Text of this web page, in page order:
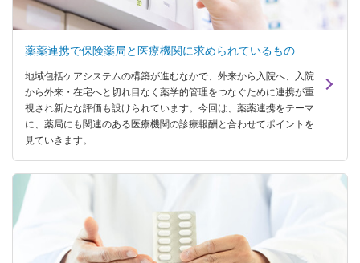
薬薬連携で保険薬局と医療機関に求められているもの
地域包括ケアシステムの構築が進むなかで、外来から入院へ、入院
から外来・在宅へと切れ目なく薬学的管理をつなぐために連携が重
視され新たな評価も設けられています。今回は、薬薬連携をテーマ
に、薬局にも関連のある医療機関の診療報酬と合わせてポイントを
見ていきます。